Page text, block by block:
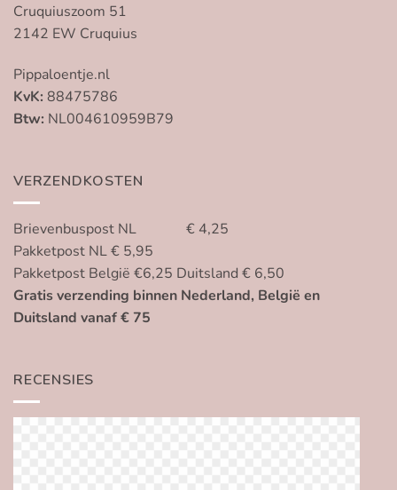
Cruquiuszoom 51
2142 EW Cruquius
Pippaloentje.nl
KvK: 88475786
Btw: NL004610959B79
VERZENDKOSTEN
Brievenbuspost NL € 4,25
Pakketpost NL € 5,95
Pakketpost België €6,25 Duitsland € 6,50
Gratis verzending binnen Nederland, België en
Duitsland vanaf € 75
RECENSIES